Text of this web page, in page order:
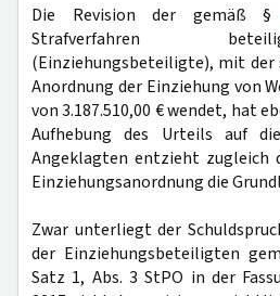
Die Revision der gemäß §
Strafverfahren
(Einziehungsbeteiligte), mit der
Anordnung der Einziehung von
von 3.187.510,00 € wendet, hat
Aufhebung des Urteils auf
Angeklagten entzieht zugleich
Einziehungsanordnung die
Zwar unterliegt der
der Einziehungsbeteiligten
Satz 1, Abs. 3 StPO in der